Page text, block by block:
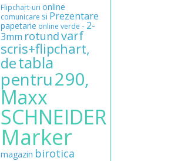
Flipchart-uri online
comunicare si Prezentare
papetarie online verde - 2-
3mm rotundvarf
scris+flipchart,
detabla
pentru290,
Maxx
SCHNEIDER
Marker
magazin birotica